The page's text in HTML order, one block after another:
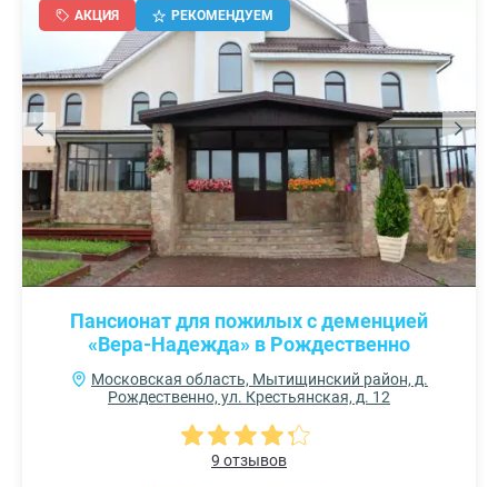
АКЦИЯ РЕКОМЕНДУЕМ
Пансионат для пожилых с деменцией
«Вера-Надежда» в Рождественно
Московская область, Мытищинский район, д.
Рождественно, ул. Крестьянская, д. 12
9 отзывов